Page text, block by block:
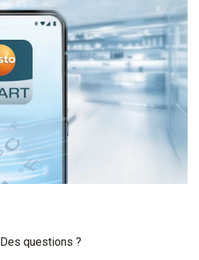
Des questions ?